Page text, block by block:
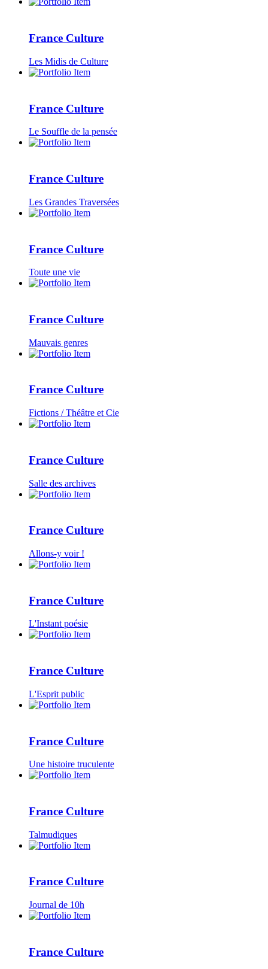
France Culture
Les Midis de Culture
France Culture
Le Souffle de la pensée
France Culture
Les Grandes Traversées
France Culture
Toute une vie
France Culture
Mauvais genres
France Culture
Fictions / Théâtre et Cie
France Culture
Salle des archives
France Culture
Allons-y voir !
France Culture
L'Instant poésie
France Culture
L'Esprit public
France Culture
Une histoire truculente
France Culture
Talmudiques
France Culture
Journal de 10h
France Culture